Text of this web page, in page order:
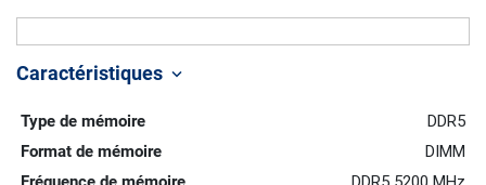
Caractéristiques keyboard_arrow_down
Type de mémoire
DDR5
Format de mémoire
DIMM